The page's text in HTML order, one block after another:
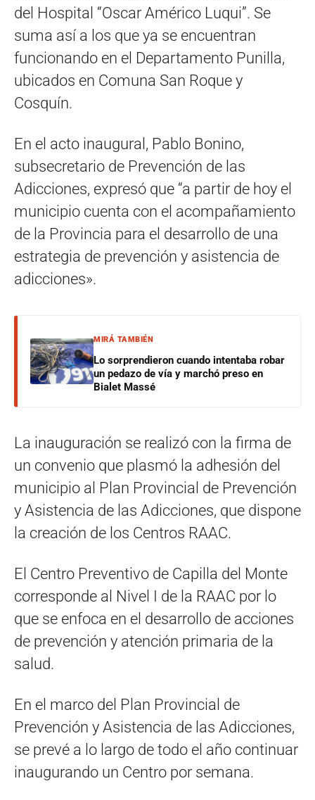
del Hospital “Oscar Américo Luqui”. Se
suma así a los que ya se encuentran
funcionando en el Departamento Punilla,
ubicados en Comuna San Roque y
Cosquín.
En el acto inaugural, Pablo Bonino,
subsecretario de Prevención de las
Adicciones, expresó que “a partir de hoy el
municipio cuenta con el acompañamiento
de la Provincia para el desarrollo de una
estrategia de prevención y asistencia de
adicciones».
MIRÁ TAMBIÉN
Lo sorprendieron cuando intentaba robar
un pedazo de vía y marchó preso en
Bialet Massé
La inauguración se realizó con la firma de
un convenio que plasmó la adhesión del
municipio al Plan Provincial de Prevención
y Asistencia de las Adicciones, que dispone
la creación de los Centros RAAC.
El Centro Preventivo de Capilla del Monte
corresponde al Nivel I de la RAAC por lo
que se enfoca en el desarrollo de acciones
de prevención y atención primaria de la
salud.
En el marco del Plan Provincial de
Prevención y Asistencia de las Adicciones,
se prevé a lo largo de todo el año continuar
inaugurando un Centro por semana.